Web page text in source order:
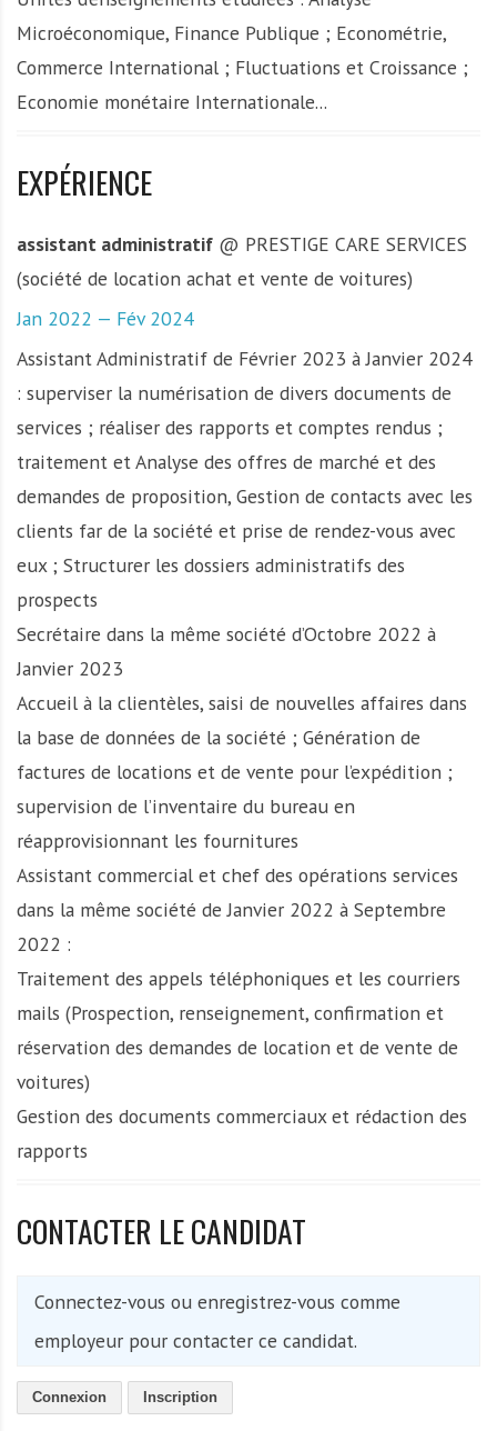
Microéconomique, Finance Publique ; Econométrie,
Commerce International ; Fluctuations et Croissance ;
Economie monétaire Internationale...
EXPÉRIENCE
assistant administratif @ PRESTIGE CARE SERVICES
(société de location achat et vente de voitures)
Jan 2022 — Fév 2024
Assistant Administratif de Février 2023 à Janvier 2024
: superviser la numérisation de divers documents de
services ; réaliser des rapports et comptes rendus ;
traitement et Analyse des offres de marché et des
demandes de proposition, Gestion de contacts avec les
clients far de la société et prise de rendez-vous avec
eux ; Structurer les dossiers administratifs des
prospects
Secrétaire dans la même société d’Octobre 2022 à
Janvier 2023
Accueil à la clientèles, saisi de nouvelles affaires dans
la base de données de la société ; Génération de
factures de locations et de vente pour l’expédition ;
supervision de l’inventaire du bureau en
réapprovisionnant les fournitures
Assistant commercial et chef des opérations services
dans la même société de Janvier 2022 à Septembre
2022 :
Traitement des appels téléphoniques et les courriers
mails (Prospection, renseignement, confirmation et
réservation des demandes de location et de vente de
voitures)
Gestion des documents commerciaux et rédaction des
rapports
CONTACTER LE CANDIDAT
Connectez-vous ou enregistrez-vous comme
employeur pour contacter ce candidat.
Connexion Inscription